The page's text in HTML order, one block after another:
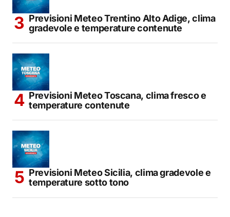
Previsioni Meteo Trentino Alto Adige, clima
gradevole e temperature contenute
Previsioni Meteo Toscana, clima fresco e
temperature contenute
Previsioni Meteo Sicilia, clima gradevole e
temperature sotto tono